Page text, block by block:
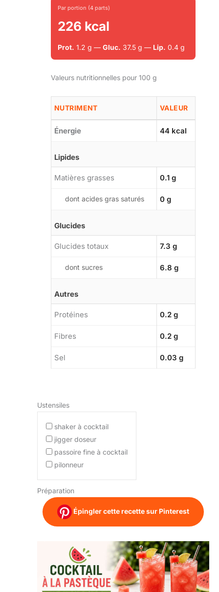
Par portion (4 parts)
226 kcal
Prot. 1.2 g — Gluc. 37.5 g — Lip. 0.4 g
Valeurs nutritionnelles pour 100 g
NUTRIMENT VALEUR
Énergie 44 kcal
Lipides
Matières grasses 0.1 g
dont acides gras saturés 0 g
Glucides
Glucides totaux 7.3 g
dont sucres 6.8 g
Autres
Protéines 0.2 g
Fibres 0.2 g
Sel 0.03 g
Ustensiles
shaker à cocktail
jigger doseur
passoire fine à cocktail
pilonneur
Préparation
Épingler cette recette sur Pinterest